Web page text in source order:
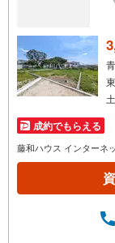
成約でもらえる
藤和ハウス インターネ